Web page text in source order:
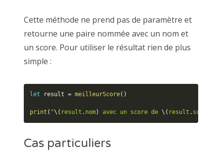
Cette méthode ne prend pas de paramètre et
retourne une paire nommée avec un nom et
un score. Pour utiliser le résultat rien de plus
simple :
let result = meilleurScore( )
print ( "\( result . nom) avec un score de \( result . score
Cas particuliers